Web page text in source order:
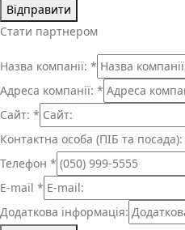
Відправити
Стати партнером
Назва компанії: *
Адреса компанії: *
Сайт: *
Контактна особа (ПІБ та посада):
Телефон *
E-mail *
Додаткова інформація: